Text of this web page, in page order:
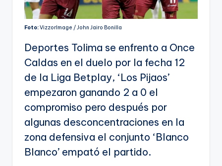
Foto:VizzorImage / John Jairo Bonilla
Deportes Tolima se enfrento a Once
Caldas en el duelo por la fecha 12
de la Liga Betplay, ‘Los Pijaos’
empezaron ganando 2 a 0 el
compromiso pero después por
algunas desconcentraciones en la
zona defensiva el conjunto ‘Blanco
Blanco’ empató el partido.